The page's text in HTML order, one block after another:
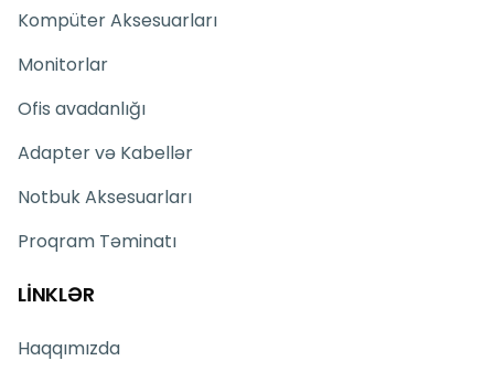
Kompüter Aksesuarları
Monitorlar
Ofis avadanlığı
Adapter və Kabellər
Notbuk Aksesuarları
Proqram Təminatı
LİNKLƏR
Haqqımızda